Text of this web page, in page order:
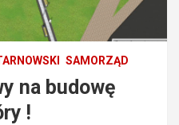
SAMORZĄD
na budowę
!